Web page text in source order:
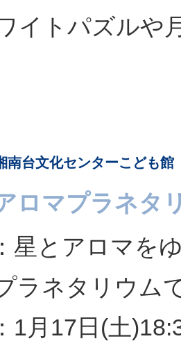
イトパズルや
南台文化センターこども館
ロマプラネタ
星とアロマを
ラネタリウム
1月17日(土